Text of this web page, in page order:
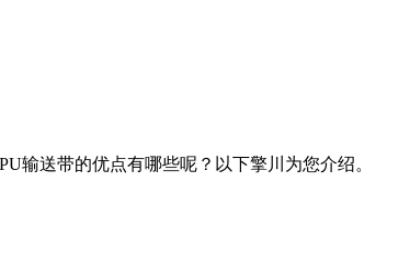
送带的优点有哪些呢？以下擎川为您介绍。